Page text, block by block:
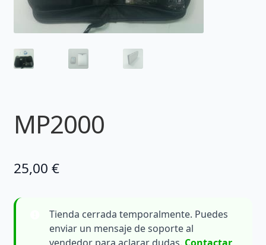
MP2000
25,00 €
Tienda cerrada temporalmente. Puedes
enviar un mensaje de soporte al